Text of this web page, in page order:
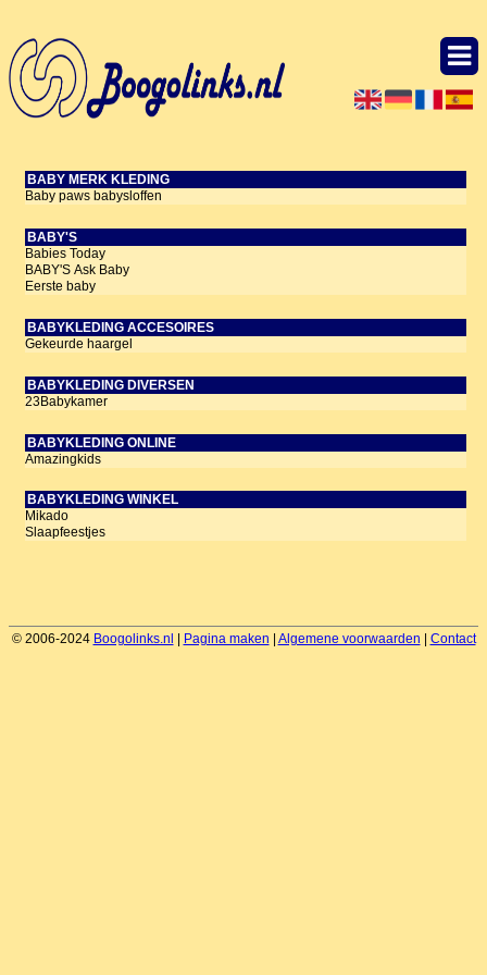
BABY MERK KLEDING
Baby paws babysloffen
BABY'S
Babies Today
BABY'S Ask Baby
Eerste baby
BABYKLEDING ACCESOIRES
Gekeurde haargel
BABYKLEDING DIVERSEN
23Babykamer
BABYKLEDING ONLINE
Amazingkids
BABYKLEDING WINKEL
Mikado
Slaapfeestjes
© 2006-2024 Boogolinks.nl Pagina maken Algemene voorwaarden Contact